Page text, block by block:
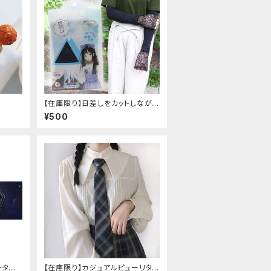
【在庫限り】日差しをカットしながら
手元もオシャレに♪ UVアームカ
バー ブラック レース付き
¥500
ア 【在庫限り】カジュアルピューリタン